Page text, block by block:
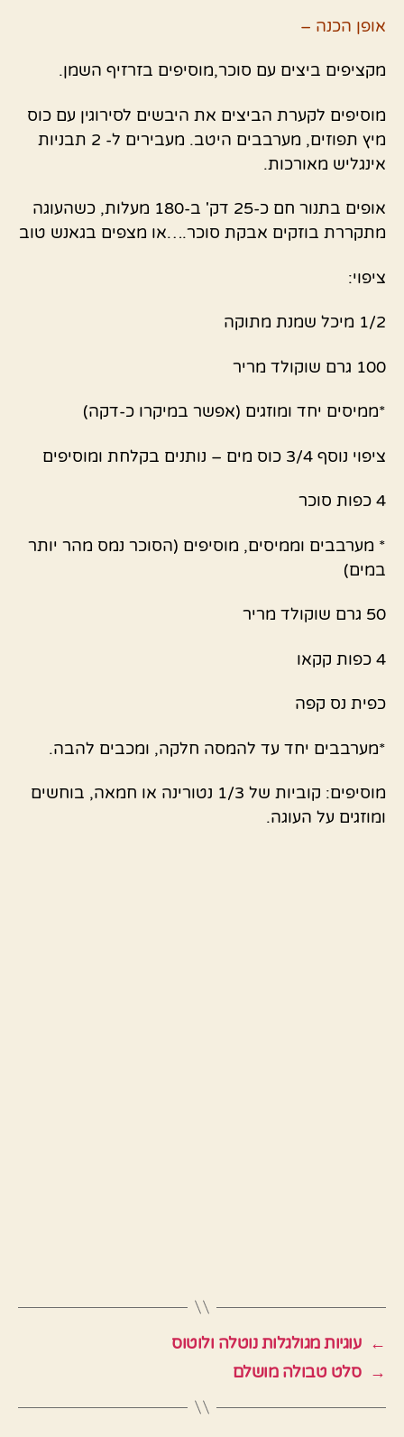
אופן הכנה –
מקציפים ביצים עם סוכר,מוסיפים בזרזיף השמן.
מוסיפים לקערת הביצים את היבשים לסירוגין עם כוס
מיץ תפוזים, מערבבים היטב. מעבירים ל- 2 תבניות
אינגליש מאורכות.
אופים בתנור חם כ-25 דק' ב-180 מעלות, כשהעוגה
מתקררת בוזקים אבקת סוכר.…או מצפים בגאנש טוב
ציפוי:
1/2 מיכל שמנת מתוקה
100 גרם שוקולד מריר
*ממיסים יחד ומוזגים (אפשר במיקרו כ-דקה)
ציפוי נוסף 3/4 כוס מים – נותנים בקלחת ומוסיפים
4 כפות סוכר
* מערבבים וממיסים, מוסיפים (הסוכר נמס מהר יותר
במים)
50 גרם שוקולד מריר
4 כפות קקאו
כפית נס קפה
*מערבבים יחד עד להמסה חלקה, ומכבים להבה.
מוסיפים: קוביות של 1/3 נטורינה או חמאה, בוחשים
ומוזגים על העוגה.
← עוגיות מגולגלות נוטלה ולוטוס
→ סלט טבולה מושלם